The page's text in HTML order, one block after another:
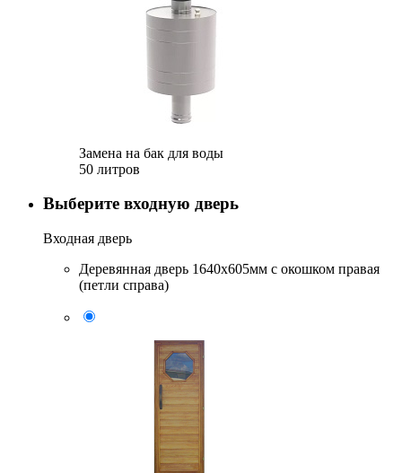
Замена на бак для воды
50 литров
Выберите входную дверь
Входная дверь
Деревянная дверь 1640x605мм с окошком правая
(петли справа)